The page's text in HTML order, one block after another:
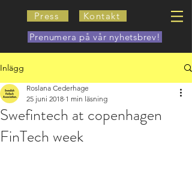
Press
Kontakt
Prenumera på vår nyhetsbrev!
Inlägg
Swefintech at copenhagen
FinTech week
Roslana Cederhage
25 juni 2018 1 min läsning